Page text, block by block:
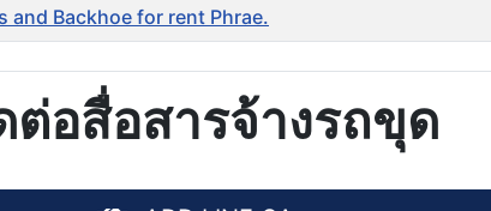
and Backhoe for rent Phrae.
ต่อสื่อสารจ้างรถขุด